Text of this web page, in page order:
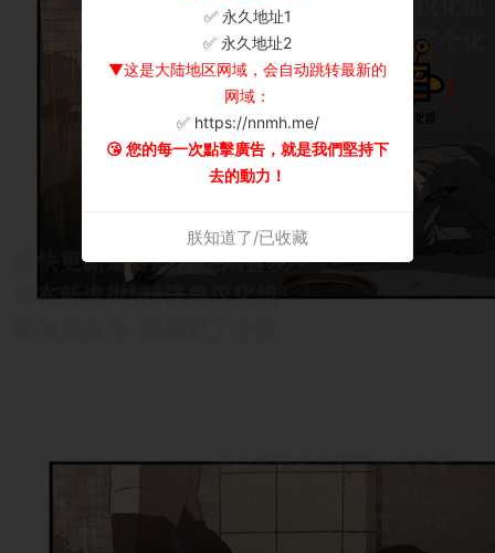
✅ 永久地址1
✅ 永久地址2
▼这是大陆地区网域，会自动跳转最新的
网域：
✅ https://nnmh.me/
😘 您的每一次點擊廣告，就是我們堅持下
去的動力！
朕知道了/已收藏